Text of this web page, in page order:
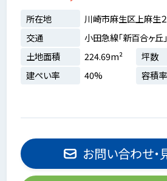
所在地
川崎市麻生区上麻生
交通
小田急線「新百合ヶ丘
土地面積
224.69m² 坪数
建ぺい率
40% 容積率
お問い合わせ・